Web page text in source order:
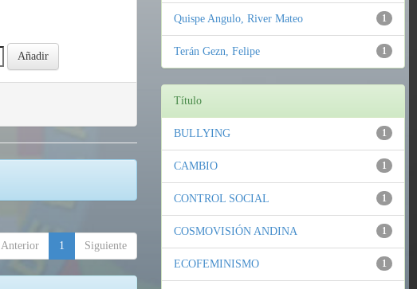
Anterior 1 Siguiente
1
Quispe Angulo, River Mateo
1
Terán Gezn, Felipe
Título
1
BULLYING
1
CAMBIO
1
CONTROL SOCIAL
1
COSMOVISIÓN ANDINA
1
ECOFEMINISMO